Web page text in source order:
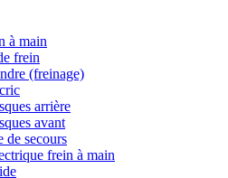
à main
frein
(freinage)
arrière
avant
de secours
frein à main